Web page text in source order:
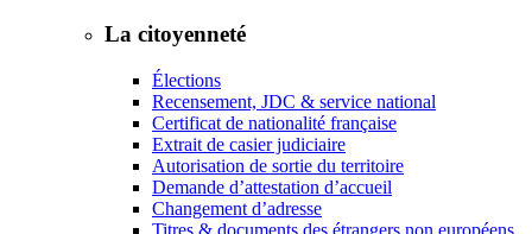
La citoyenneté
Élections
Recensement, JDC & service national
Certificat de nationalité française
Extrait de casier judiciaire
Autorisation de sortie du territoire
Demande d’attestation d’accueil
Changement d’adresse
Titres & documents des étrangers non européens